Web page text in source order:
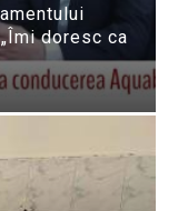
doresc ca